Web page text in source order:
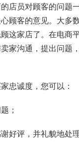
店员对顾客的问题
顾客的意见。大多
这家店了。在电商
家沟通，提出问题
忠诚度，您可以：
；
好评，并礼貌地处